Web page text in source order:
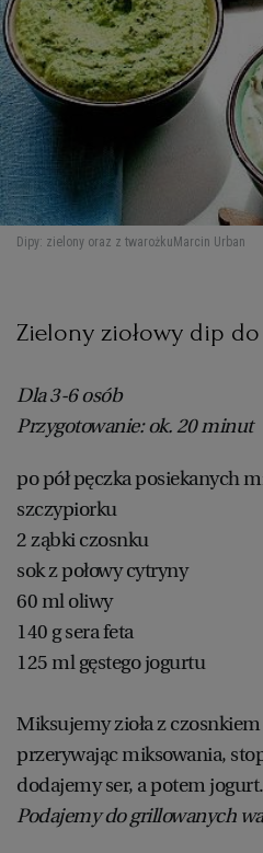
Dipy: zielony oraz z twarożkuMarcin Urban
Zielony ziołowy dip
Dla 3-6 osób
Przygotowanie: ok. 20 minut
po pół pęczka posiekanych
szczypiorku
2 ząbki czosnku
sok z połowy cytryny
60 ml oliwy
140 g sera feta
125 ml gęstego jogurtu
Miksujemy zioła z
przerywając miksowania,
dodajemy ser, a potem jogurt.
Podajemy do grillowanych